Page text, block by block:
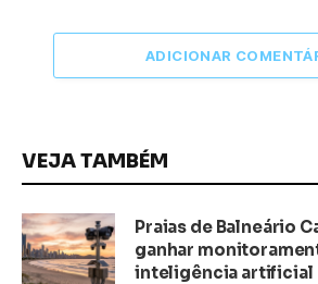
ADICIONAR
VEJA TAMBÉM
Praias de Balneário
ganhar
inteligência artificial